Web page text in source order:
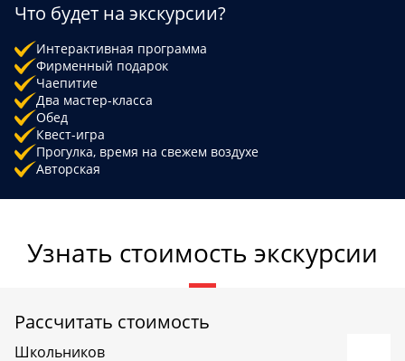
Что будет на экскурсии?
Интерактивная программа
Фирменный подарок
Чаепитие
Два мастер-класса
Обед
Квест-игра
Прогулка, время на свежем воздухе
Авторская
Узнать стоимость экскурсии
Рассчитать стоимость
Школьников